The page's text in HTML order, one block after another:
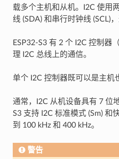
载多个主机和从机。I2C 使用
线 (SDA) 和串行时钟线 (SCL)
ESP32-S3 有 2 个 I2C 控制器
理 I2C 总线上的通信。
单个 I2C 控制器既可以是主机
通常，I2C 从机设备具有 7 位
S3 支持 I2C 标准模式 (Sm) 和
到 100 kHz 和 400 kHz。
警告